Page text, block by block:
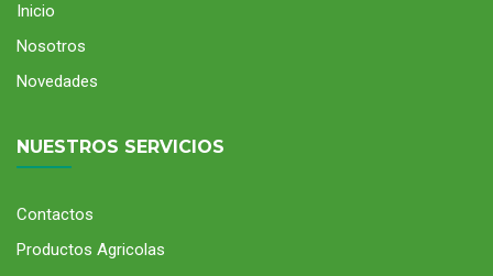
Inicio
Nosotros
Novedades
NUESTROS SERVICIOS
Contactos
Productos Agricolas